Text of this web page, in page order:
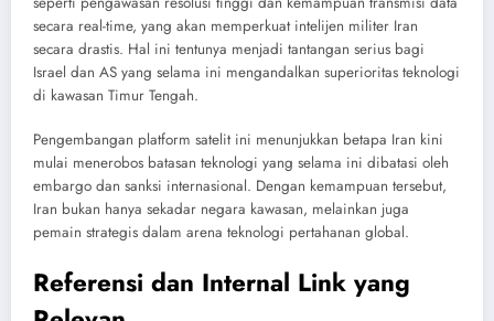
secara real-time, yang akan memperkuat intelijen militer Iran
secara drastis. Hal ini tentunya menjadi tantangan serius bagi
Israel dan AS yang selama ini mengandalkan superioritas teknologi
di kawasan Timur Tengah.
Pengembangan platform satelit ini menunjukkan betapa Iran kini
mulai menerobos batasan teknologi yang selama ini dibatasi oleh
embargo dan sanksi internasional. Dengan kemampuan tersebut,
Iran bukan hanya sekadar negara kawasan, melainkan juga
pemain strategis dalam arena teknologi pertahanan global.
Referensi dan Internal Link yang